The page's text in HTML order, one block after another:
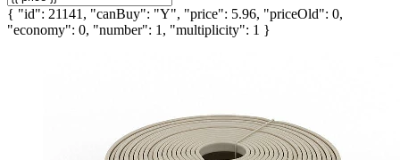
{ "id": 21141, "canBuy": "Y", "price": 5.96, "priceOld": 0,
"economy": 0, "number": 1, "multiplicity": 1 }